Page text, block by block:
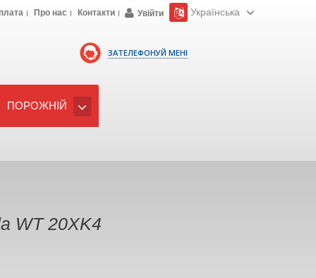
ЗАТЕЛЕФОНУЙ МЕНІ
Про нас Контакти Увійти Українська
ПОРОЖНІЙ
WT 20XK4